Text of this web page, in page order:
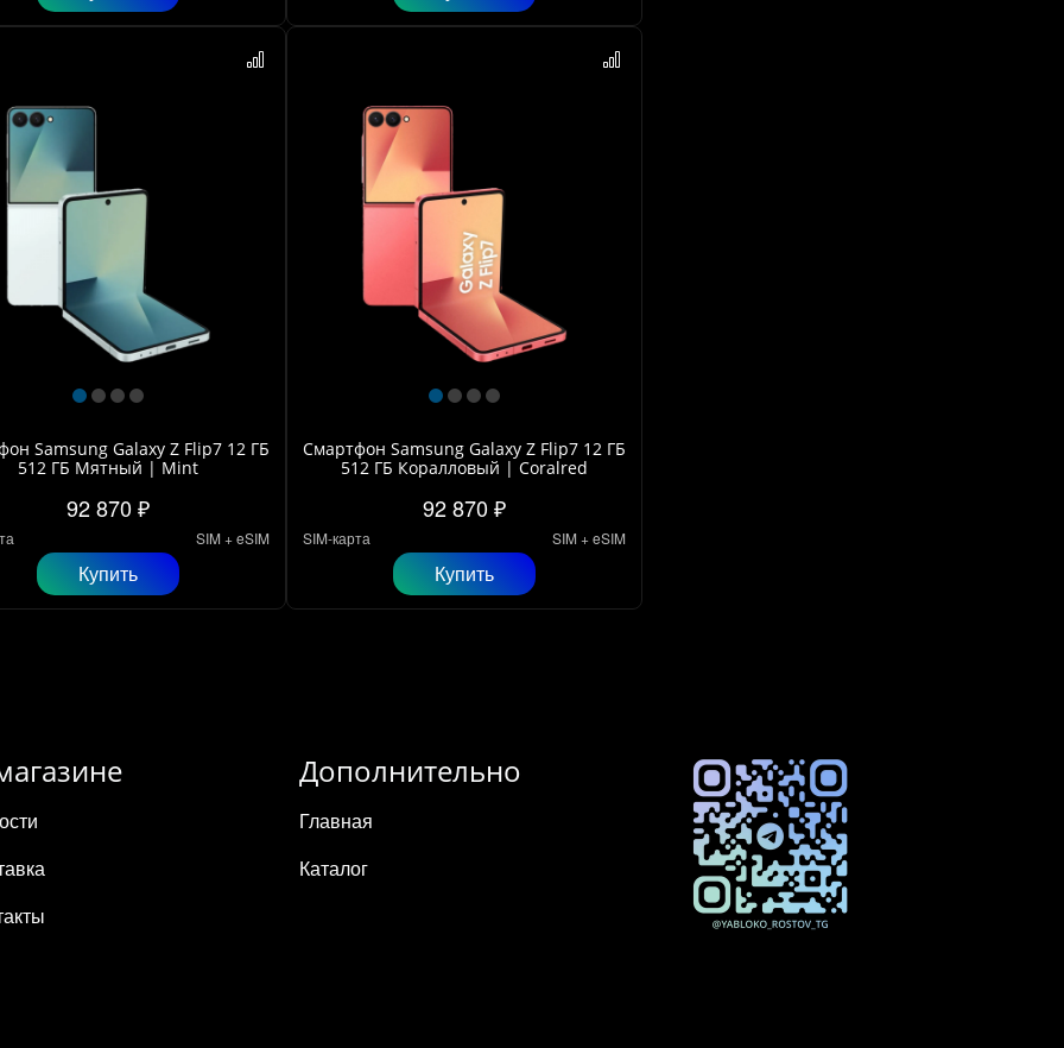
Samsung Galaxy Z Flip7 12 ГБ
512 ГБ Мятный | Mint
92 870 ₽
SIM + eSIM
Купить
Смартфон Samsung Galaxy Z Flip7 12 ГБ
512 ГБ Коралловый | Coralred
92 870 ₽
SIM-карта SIM + eSIM
Купить
Дополнительно
Главная
Каталог